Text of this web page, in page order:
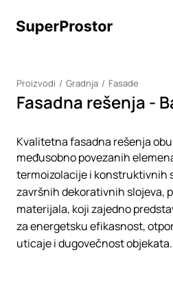
Proizvodi Gradnja Fasade
Fasadna rešenja -
Kvalitetna fasadna rešenja
međusobno povezanih
termoizolacije i konstruktivnih
završnih dekorativnih slojeva,
materijala, koji zajedno
za energetsku efikasnost,
uticaje i dugovečnost objekata.